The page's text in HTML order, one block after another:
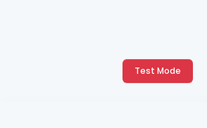
Test Mode